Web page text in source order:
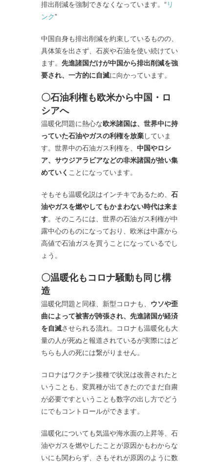
排出削減を強制できなくなっています。“ リ
ンク”
中国自身も排出削減を約束しているものの、
具体策を出さず、石炭や石油を使い続けてい
ます。 先進諸国だけが中国から排出削減を強
要され、一方的に自滅に向かっています。
〇石油利権も欧米から中国・ロ
シアへ
温暖化問題に熱心な欧米諸国は、世界中に持
っていた石油やガスの利権を放棄していま
す。世界中の石油ガス利権を、 中国やロシ
ア、サウジアラビアなどの非米諸国が拾い集
めていく ことになっています。
そもそも温暖化説はインチキであるため、 石
油やガスを燃やしてもかまわない時代は来ま
す。そのころには、世界の石油ガス利権が中
露中心のものになっており、欧米は中露から
高値で石油ガスを買うことになっているでし
ょう。
〇温暖化もコロナ騒動も同じ構
造
温暖化問題と同様、新型コロナも、 ウソや歪
曲によって被害が誇張され、先進諸国が経済
を自滅させられる流れ。コロナも温暖化も大
量の人が死ぬと報道されているが実際にはど
ちらも人の死には繋がりません。
コロナはワクチン接種で状況は改善されたと
いうことも、変異種が出てきたのでまだ自粛
が必要ですということも数字の出し方でどう
にでもコントロールができます。
温暖化についても気温や海水面の上昇等、石
油やガスを燃やしたことが原因かもわからな
いにも関わらず、さもそれが原因のように数